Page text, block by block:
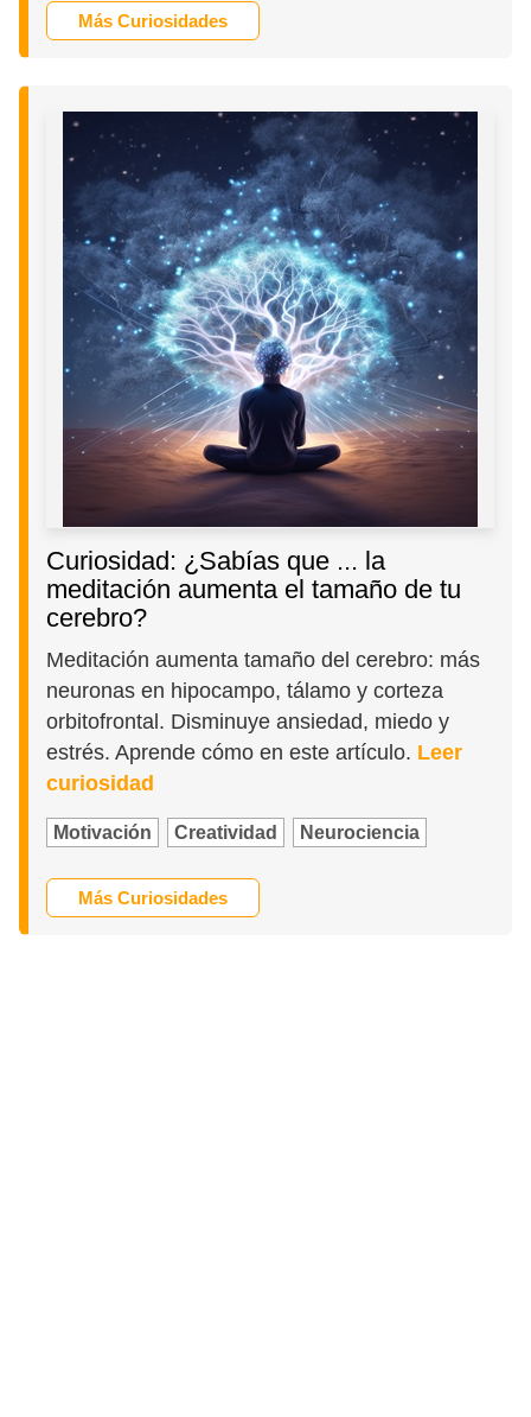
Más Curiosidades
Curiosidad: ¿Sabías que ... la
meditación aumenta el tamaño de tu
cerebro?
Meditación aumenta tamaño del cerebro: más
neuronas en hipocampo, tálamo y corteza
orbitofrontal. Disminuye ansiedad, miedo y
estrés. Aprende cómo en este artículo. Leer
curiosidad
Motivación Creatividad Neurociencia
Más Curiosidades